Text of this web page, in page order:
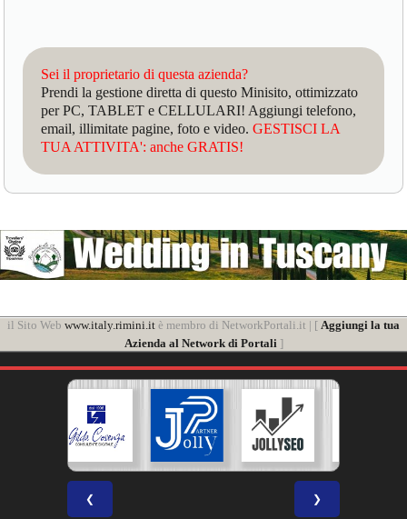
Sei il proprietario di questa azienda?
Prendi la gestione diretta di questo Minisito, ottimizzato
per PC, TABLET e CELLULARI! Aggiungi telefono,
email, illimitate pagine, foto e video.GESTISCI LA
TUA ATTIVITA': anche GRATIS!
il Sito Web www.italy.rimini.it è membro di NetworkPortali.it | [ Aggiungi la tua
Azienda al Network di Portali]
❮ ❯